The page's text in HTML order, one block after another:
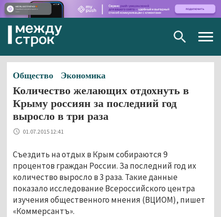
Общество Экономика
Количество желающих отдохнуть в
Крыму россиян за последний год
выросло в три раза
01.07.2015 12:41
Съездить на отдых в Крым собираются 9
процентов граждан России. За последний год их
количество выросло в 3 раза. Такие данные
показало исследование Всероссийского центра
изучения общественного мнения (ВЦИОМ), пишет
«Коммерсантъ».